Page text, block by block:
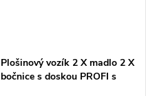
Plošinový vozík 2 X madlo 2 X
bočnice s doskou PROFI s